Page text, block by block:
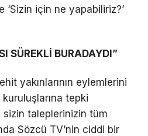
için ne yapabiliriz?’
SÜREKLİ BURADAYDI”
yakınlarının eylemlerini
tepki
sizin taleplerinizin tüm
Sözcü TV’nin ciddi bir